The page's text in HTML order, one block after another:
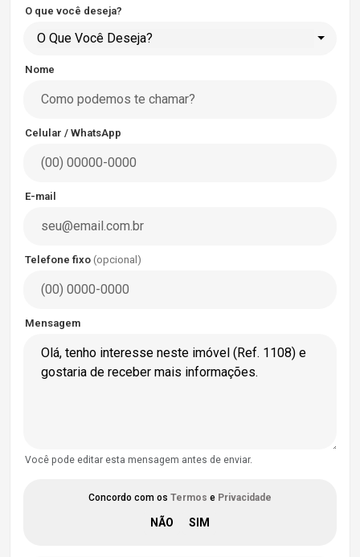
O que você deseja?
O Que Você Deseja?
Nome
Celular / WhatsApp
E-mail
Telefone fixo (opcional)
Mensagem
Você pode editar esta mensagem antes de enviar.
Concordo com os Termos e Privacidade